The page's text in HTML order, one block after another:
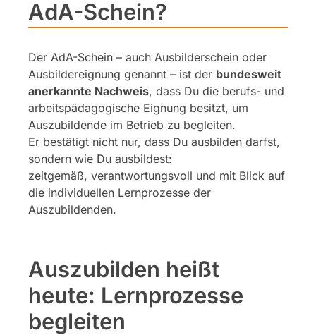
AdA-Schein?
Der AdA-Schein – auch Ausbilderschein oder
Ausbildereignung genannt – ist der bundesweit
anerkannte Nachweis, dass Du die berufs- und
arbeitspädagogische Eignung besitzt, um
Auszubildende im Betrieb zu begleiten.
Er bestätigt nicht nur, dass Du ausbilden darfst,
sondern wie Du ausbildest:
zeitgemäß, verantwortungsvoll und mit Blick auf
die individuellen Lernprozesse der
Auszubildenden.
Auszubilden heißt
heute: Lernprozesse
begleiten